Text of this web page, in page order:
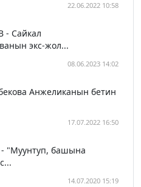
22.06.2022 10:58
Сайкал
экс-жол...
08.06.2023 14:02
Анжеликанын бетин
17.07.2022 16:50
"Муунтуп, башына
14.07.2020 15:19